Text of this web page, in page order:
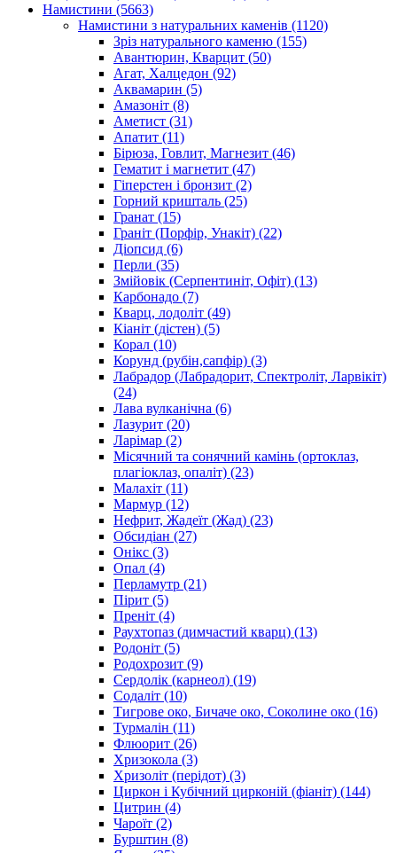
Намистини (5663)
Намистини з натуральних каменів (1120)
Зріз натурального каменю (155)
Авантюрин, Кварцит (50)
Агат, Халцедон (92)
Аквамарин (5)
Амазоніт (8)
Аметист (31)
Апатит (11)
Бірюза, Говлит, Магнезит (46)
Гематит і магнетит (47)
Гіперстен і бронзит (2)
Горний кришталь (25)
Гранат (15)
Граніт (Порфір, Унакіт) (22)
Діопсид (6)
Перли (35)
Змійовік (Серпентиніт, Офіт) (13)
Карбонадо (7)
Кварц, лодоліт (49)
Кіаніт (дістен) (5)
Корал (10)
Корунд (рубін,сапфір) (3)
Лабрадор (Лабрадорит, Спектроліт, Ларвікіт)
(24)
Лава вулканічна (6)
Лазурит (20)
Ларімар (2)
Місячний та сонячний камінь (ортоклаз,
плагіоклаз, опаліт) (23)
Малахіт (11)
Мармур (12)
Нефрит, Жадеїт (Жад) (23)
Обсидіан (27)
Онікс (3)
Опал (4)
Перламутр (21)
Пірит (5)
Преніт (4)
Раухтопаз (димчастий кварц) (13)
Родоніт (5)
Родохрозит (9)
Сердолік (карнеол) (19)
Содаліт (10)
Тигрове око, Бичаче око, Соколине око (16)
Турмалін (11)
Флюорит (26)
Хризокола (3)
Хризоліт (перідот) (3)
Циркон і Кубічний цирконій (фіаніт) (144)
Цитрин (4)
Чароїт (2)
Бурштин (8)